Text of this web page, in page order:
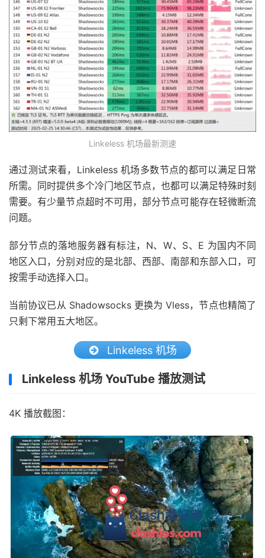
Linkeless 机场最新测速
通过测试来看，Linkeless 机场多数节点的都可以满足日常
所需。同时提供多个冷门地区节点，也都可以满足特殊时刻
需要。有少量节点超时不可用，部分节点可能存在轻微断流
问题。
部分节点的落地服务器有标注，N、W、S、E 为国内不同
地区入口，分别对应的是北部、西部、南部和东部入口，可
按需手动选择入口。
当前协议已从 Shadowsocks 更换为 Vless，节点也精简了
只剩下常用五大地区。
Linkeless 机场
Linkeless 机场 YouTube 播放测试
4K 播放截图：